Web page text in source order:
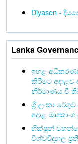
Diyasen -
Lanka
ඉහළ
කිරීමට
නිර්මාණය වී
ශ්‍රී ලංකා
අදාළ
භික්ෂූන්
විශ්වවිද්‍යාල